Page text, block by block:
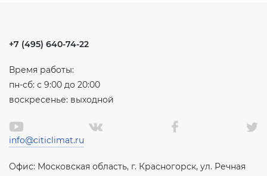
+7 (495) 640-74-22
Время работы:
пн-сб: с 9:00 до 20:00
воскресенье: выходной
info@citiclimat.ru
Офис: Московская область, г. Красногорск, ул. Речная